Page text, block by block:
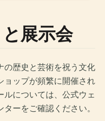
展示会
の歴史と芸術を祝う文化
ョップが頻繁に開催され
ルについては、公式ウェ
ーをご確認ください。